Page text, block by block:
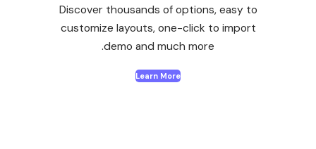
Discover thousands of options, easy to
customize layouts, one-click to import
demo and much more.
Learn More